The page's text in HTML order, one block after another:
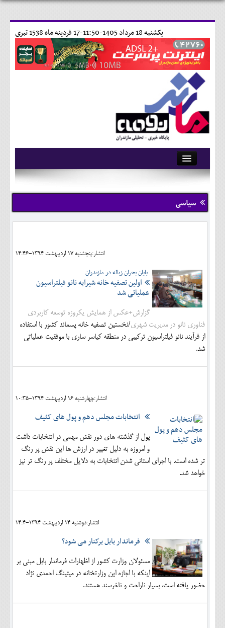
17 فردينه ماه 1538 تبری يکشنبه 18 مرداد 1405-11:50-
آرشیو
تماس با ما
وبلاگ
کلینیک
حقوقی
محیط زیست و گردشگری
فرهنگی و هنری
سیاسی
انتشار:پنجشنبه 17 ارديبهشت 1394-14:46
پایان بحران زباله در مازندران
اولین تصفیه خانه شیرابه نانو فیلتراسیون
عملیاتی شد
گزارش+عکس از همایش یکروزه توسعه کاربردی
فناوری نانو در مدیریت شهری/نخستین تصفیه خانه پسماند کشور با استفاده
از فرآیند نانو فیلتراسیون ترکیبی در منطقه کیاسر ساری با موفقیت عملیاتی
شد.
انتشار:چهارشنبه 16 ارديبهشت 1394-10:35
انتخابات مجلس دهم و پول های کثیف
پول از گذشته های دور نقش مهمي در انتخابات داشت
و امروزه به دليل تغيير در ارزش ها این نقش پر رنگ
تر شده است. با اجراي استانی شدن انتخابات به دلایل مختلف پر رنگ تر نیز
خواهد شد.
انتشار:دوشنبه 14 ارديبهشت 1394-14:4
فرماندار بابل برکنار می شود؟
مسئولان وزارت کشور از اظهارات فرماندار بابل مبنی بر
اینکه با اجازه این وزارتخانه در میتینگ احمدی نژاد
حضور یافته است، بسیار ناراحت و ناخرسند هستند.